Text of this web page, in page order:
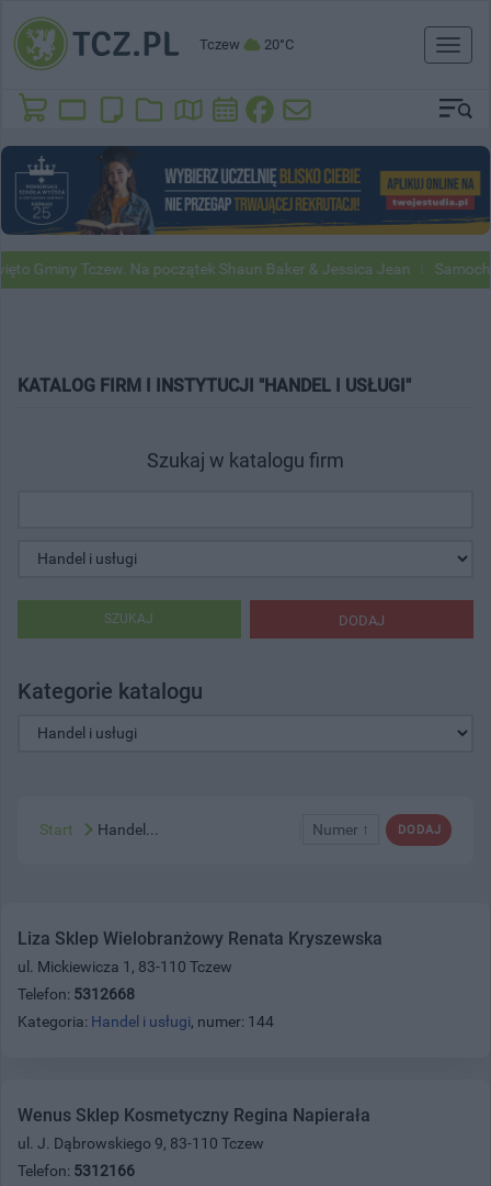
Tczew 20°C
Toggle
Gminy Tczew. Na początek Shaun Baker & Jessica Jean
KATALOG FIRM I INSTYTUCJI "HANDEL I USŁUGI"
Szukaj w katalogu firm
DODAJ
SZUKAJ
Kategorie katalogu
DODAJ
Numer ↑
Start Handel...
Liza Sklep Wielobranżowy Renata Kryszewska
ul. Mickiewicza 1, 83-110 Tczew
Telefon: 5312668
Kategoria: Handel i usługi, numer: 144
Wenus Sklep Kosmetyczny Regina Napierała
ul. J. Dąbrowskiego 9, 83-110 Tczew
Telefon: 5312166